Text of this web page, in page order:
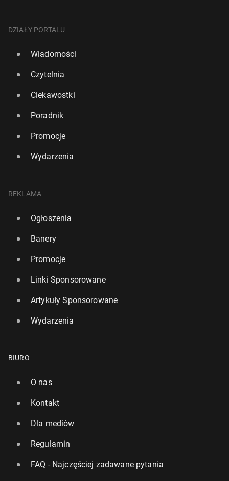
DZIAŁY PORTALU
Wiadomości
Czytelnia
Ciekawostki
Poradnik
Promocje
Wydarzenia
REKLAMA
Ogłoszenia
Banery
Promocje
Linki Sponsorowane
Artykuły Sponsorowane
Wydarzenia
BIURO
O nas
Kontakt
Dla mediów
Regulamin
FAQ - Najczęściej zadawane pytania